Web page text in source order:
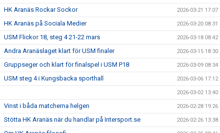
HK Aranäs Rockar Sockor 2026-03-21 17:07
HK Aranäs på Sociala Medier 2026-03-20 08:31
USM Flickor 18, steg 4 21-22 mars 2026-03-18 08:42
Andra Aranäslaget klart för USM finaler 2026-03-15 18:30
Gruppseger och klart för finalspel i USM P18 2026-03-09 08:34
USM steg 4 i Kungsbacka sporthall 2026-03-06 17:12
2026-03-02 13:40
Vinst i båda matcherna helgen 2026-02-28 19:26
Stötta HK Aranäs när du handlar på Intersport.se 2026-02-26 13:38